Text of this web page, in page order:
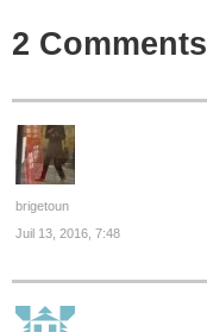
2 Comments
brigetoun
Juil 13, 2016, 7:48